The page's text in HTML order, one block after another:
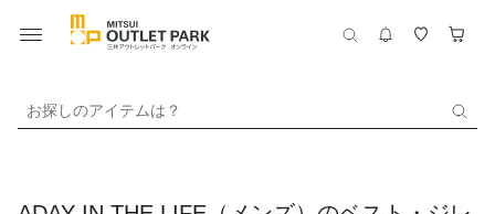
お探しのアイテムは？